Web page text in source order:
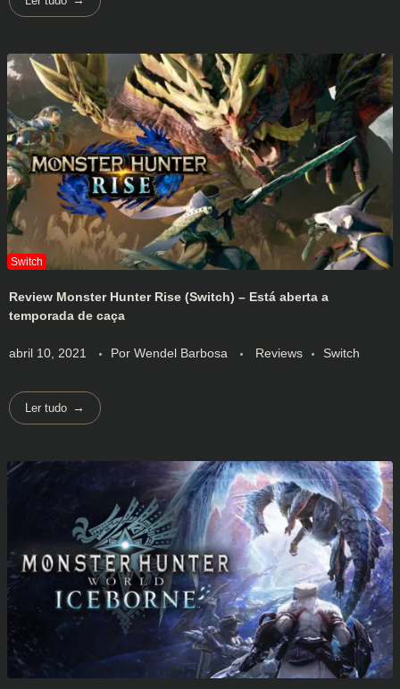
Review Monster Hunter Rise (Switch) – Está aberta a
temporada de caça
abril 10, 2021 Por Wendel Barbosa Reviews Switch
Ler tudo